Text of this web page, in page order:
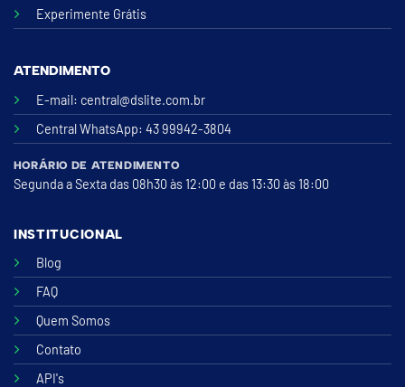
Experimente Grátis
ATENDIMENTO
E-mail: central@dslite.com.br
Central WhatsApp: 43 99942-3804
HORÁRIO DE ATENDIMENTO
Segunda a Sexta das 08h30 às 12:00 e das 13:30 às 18:00
INSTITUCIONAL
Blog
FAQ
Quem Somos
Contato
API's